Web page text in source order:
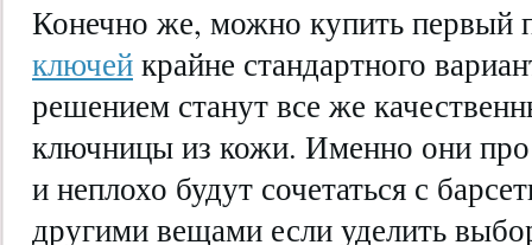
Конечно же, можно купить первый
ключей крайне стандартного
решением станут все же
ключницы из кожи. Именно они
и неплохо будут сочетаться с
другими вещами если уделить